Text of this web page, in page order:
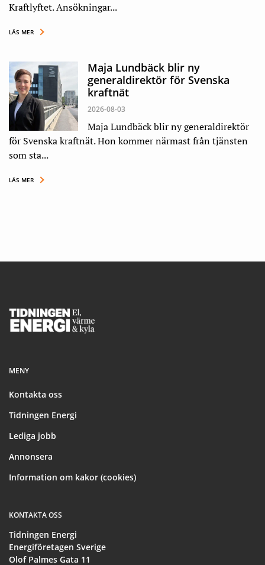
Kraftlyftet. Ansökningar...
LÄS MER
Maja Lundbäck blir ny
generaldirektör för Svenska
kraftnät
2026-08-03
Maja Lundbäck blir ny generaldirektör
för Svenska kraftnät. Hon kommer närmast från tjänsten
som sta...
LÄS MER
Footer
MENY
Kontakta oss
Tidningen Energi
Lediga jobb
Annonsera
Information om kakor (cookies)
KONTAKTA OSS
Tidningen Energi
Energiföretagen Sverige
Olof Palmes Gata 11